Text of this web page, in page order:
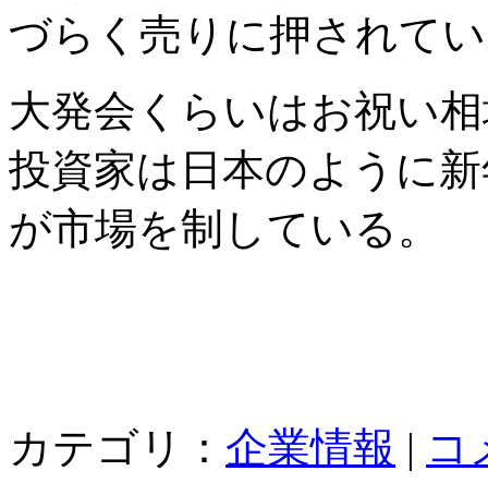
づらく売りに押されて
大発会くらいはお祝い
投資家は日本のように
が市場を制している。
カテゴリ： 企業情報 | コ